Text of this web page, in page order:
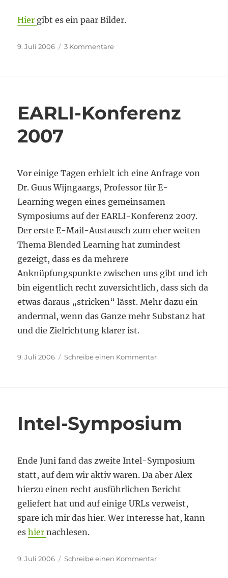
Hier gibt es ein paar Bilder.
Veröffentlicht
9. Juli 2006 3 Kommentarezu
EARLI-Konferenz
2007
Vor einige Tagen erhielt ich eine Anfrage von
Dr. Guus Wijngaargs, Professor für E-
Learning wegen eines gemeinsamen
Symposiums auf der EARLI-Konferenz 2007.
Der erste E-Mail-Austausch zum eher weiten
Thema Blended Learning hat zumindest
gezeigt, dass es da mehrere
Anknüpfungspunkte zwischen uns gibt und ich
bin eigentlich recht zuversichtlich, dass sich da
etwas daraus „stricken“ lässt. Mehr dazu ein
andermal, wenn das Ganze mehr Substanz hat
und die Zielrichtung klarer ist.
Veröffentlicht
9. Juli 2006 Schreibe einen Kommentarzu
Intel-Symposium
Ende Juni fand das zweite Intel-Symposium
statt, auf dem wir aktiv waren. Da aber Alex
hierzu einen recht ausführlichen Bericht
geliefert hat und auf einige URLs verweist,
spare ich mir das hier. Wer Interesse hat, kann
eshiernachlesen.
Veröffentlicht
9. Juli 2006 Schreibe einen Kommentarzu